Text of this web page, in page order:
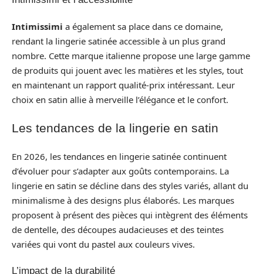
Intimissimi a également sa place dans ce domaine,
rendant la lingerie satinée accessible à un plus grand
nombre. Cette marque italienne propose une large gamme
de produits qui jouent avec les matières et les styles, tout
en maintenant un rapport qualité-prix intéressant. Leur
choix en satin allie à merveille l’élégance et le confort.
Les tendances de la lingerie en satin
En 2026, les tendances en lingerie satinée continuent
d’évoluer pour s’adapter aux goûts contemporains. La
lingerie en satin se décline dans des styles variés, allant du
minimalisme à des designs plus élaborés. Les marques
proposent à présent des pièces qui intègrent des éléments
de dentelle, des découpes audacieuses et des teintes
variées qui vont du pastel aux couleurs vives.
L’impact de la durabilité